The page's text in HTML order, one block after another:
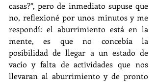
casas?”, pero de inmediato supuse que
no, reflexioné por unos minutos y me
respondí: el aburrimiento está en la
mente, es que no concebía la
posibilidad de llegar a un estado de
vacío y falta de actividades que nos
llevaran al aburrimiento y de pronto